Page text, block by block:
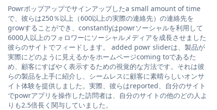
Powrポップアップでサインアップしたa small amount of time
で、彼らは250％以上（600以上の実際の連絡先）の連絡先を
growすることができ、constantlyはpowrソーシャルを利用して
6000人以上のフォロワーにソーシャルメディアを成長させました
彼らのサイトでフィードします。 added powr sliderは、製品が
実際にどのように見えるかをホームページcoming toであるた
め、顧客にすばやく表示するための視覚的な方法です。それは彼
らの製品を上手に紹介し、シームレスに顧客に素晴らしいオンサ
イト体験を提供しました。実際、彼らはreported、自分のサイト
でpowrアプリを操作した訪問者は、自分のサイトの他のどの人よ
りも2.5倍長く関与していました。